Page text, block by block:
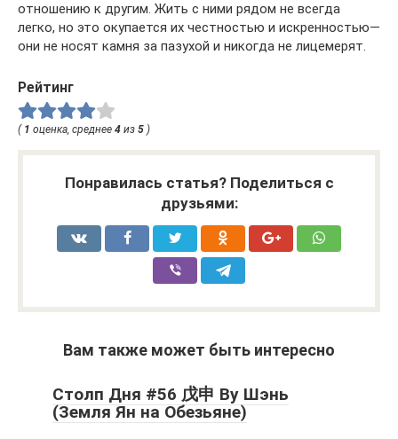
отношению к другим. Жить с ними рядом не всегда
легко, но это окупается их честностью и искренностью—
они не носят камня за пазухой и никогда не лицемерят.
Рейтинг
( 1 оценка, среднее 4 из 5 )
Понравилась статья? Поделиться с
друзьями:
Вам также может быть интересно
Столп Дня #56 戊申 Ву Шэнь
(Земля Ян на Обезьяне)